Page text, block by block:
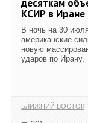
десяткам
КСИР в Иране
В ночь на 30
американские
новую
ударов по Ирану.
БЛИЖНИЙ ВОСТОК